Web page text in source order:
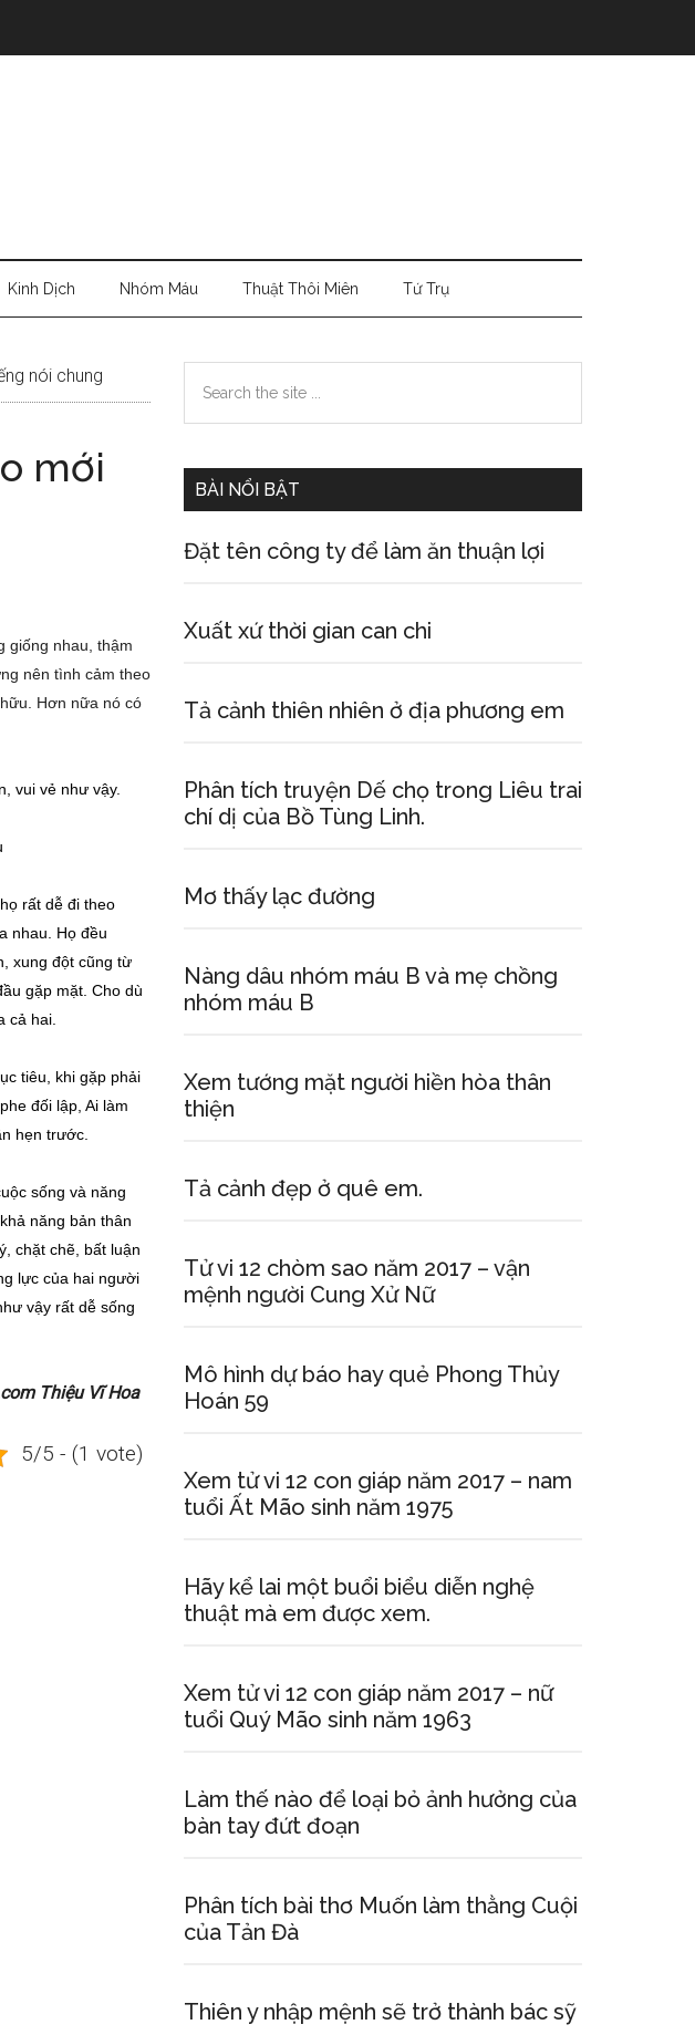
Kinh Dịch Nhóm Máu Thuật Thôi Miên Tứ Trụ
nói chung
mới
giống nhau, thậm
nên tình cảm theo
Hơn nữa nó có
vui vẻ như vậy.
rất dễ đi theo
nhau. Họ đều
xung đột cũng từ
gặp mặt. Cho dù
cả hai.
tiêu, khi gặp phải
đối lập, Ai làm
hẹn trước.
sống và năng
năng bản thân
chặt chẽ, bất luận
lực của hai người
vậy rất dễ sống
Thiệu Vĩ Hoa
5/5 - (1 vote)
Primary
Sidebar
the
BÀI NỔI BẬT
Đặt tên công ty để làm ăn thuận lợi
Xuất xứ thời gian can chi
Tả cảnh thiên nhiên ở địa phương em
Phân tích truyện Dế chọ trong Liêu trai
chí dị của Bồ Tùng Linh.
Mơ thấy lạc đường
Nàng dâu nhóm máu B và mẹ chồng
nhóm máu B
Xem tướng mặt người hiền hòa thân
thiện
Tả cảnh đẹp ở quê em.
Tử vi 12 chòm sao năm 2017 – vận
mệnh người Cung Xử Nữ
Mô hình dự báo hay quẻ Phong Thủy
Hoán 59
Xem tử vi 12 con giáp năm 2017 – nam
tuổi Ất Mão sinh năm 1975
Hãy kể lai một buổi biểu diễn nghệ
thuật mà em được xem.
Xem tử vi 12 con giáp năm 2017 – nữ
tuổi Quý Mão sinh năm 1963
Làm thế nào để loại bỏ ảnh hưởng của
bàn tay đứt đoạn
Phân tích bài thơ Muốn làm thằng Cuội
của Tản Đà
Thiên y nhập mệnh sẽ trở thành bác sỹ